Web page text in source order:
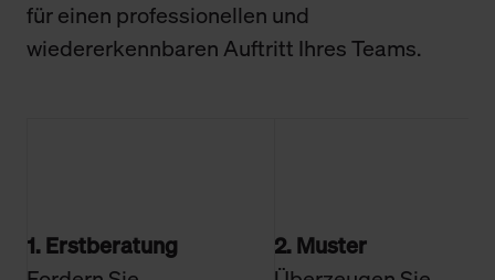
für einen professionellen und
wiedererkennbaren Auftritt Ihres Teams.
1. Erstberatung
2. Muster